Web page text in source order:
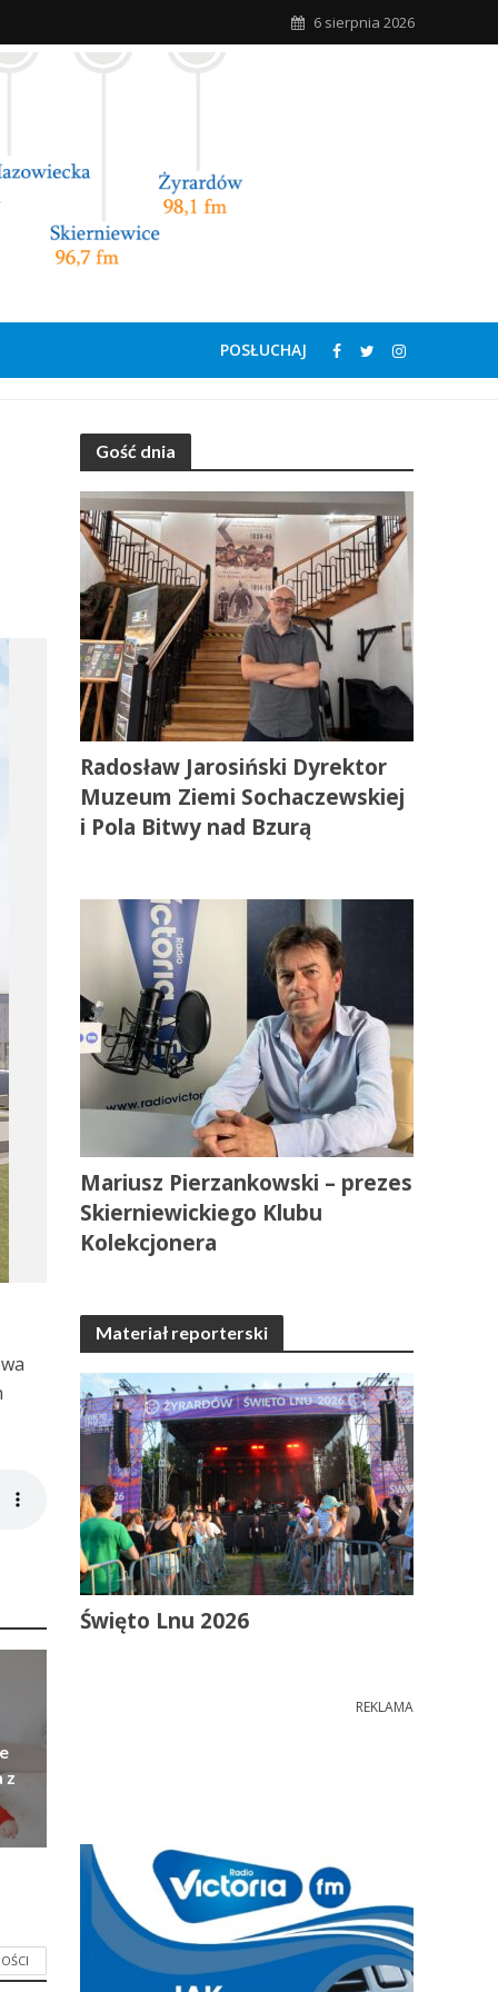
6 sierpnia 2026
POSŁUCHAJ
z
Gość dnia
Radosław Jarosiński Dyrektor
Muzeum Ziemi Sochaczewskiej
i Pola Bitwy nad Bzurą
Mariusz Pierzankowski – prezes
Skierniewickiego Klubu
Kolekcjonera
Materiał reporterski
Święto Lnu 2026
REKLAMA